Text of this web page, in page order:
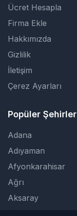
Ücret Hesapla
Firma Ekle
Hakkımızda
Gizlilik
İletişim
Çerez Ayarları
Popüler Şehirler
Adana
Adıyaman
Afyonkarahisar
Ağrı
Aksaray